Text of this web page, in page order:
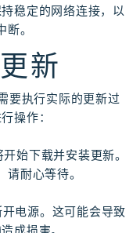
稳定的网络连接，以
。
新
要执行实际的更新过
操作：
始下载并安装更新。
耐心等待。
电源。这可能会导致